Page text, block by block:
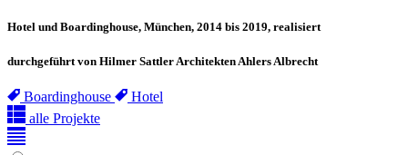
Hotel und Boardinghouse, München, 2014 bis 2019, realisiert
durchgeführt von Hilmer Sattler Architekten Ahlers Albrecht
Boardinghouse
Hotel
alle Projekte